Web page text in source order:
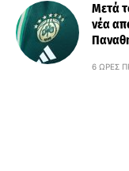
Μετά
νέα
6 ΏΡΕΣ